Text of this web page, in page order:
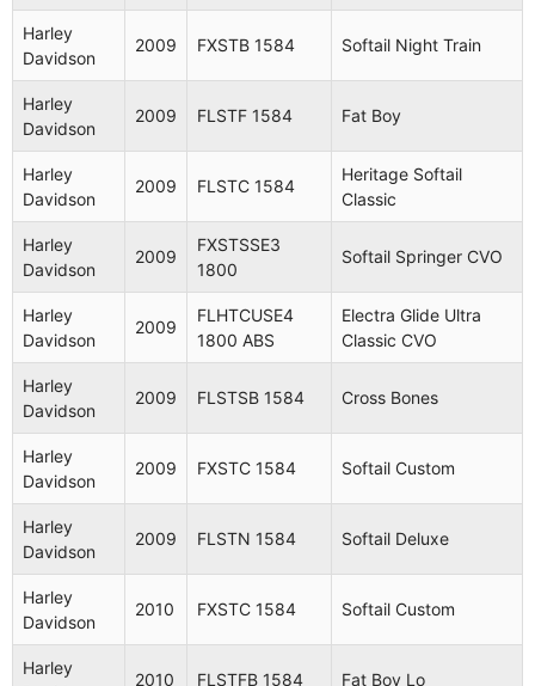
Davidson
Harley
Davidson
FLSTN
1584
Softail
Deluxe
Harley
Davidson
Harley
Davidson
FLSTN
1584
Softail
Deluxe
Harley
2008
Heritage
Softail
Classic
Harley
Davidson
FXDFSE
1800
Dyna Fat
Bob CVO
Harley
Davidson
FLTRSE3
1800 ABS
Road Glide
CVO
Harley
Davidson
FXSTB
1584
Softail
Night Train
Harley
Davidson
Davidson
2009
1584
Heritage
Softail
Harley
Davidson
2009 FXSTB 1584 Softail Night Train
Harley
Davidson
2009 FLSTF 1584 Fat Boy
Harley
Davidson
2009 FLSTC 1584
Heritage Softail
Classic
Harley
Davidson
2009
FXSTSSE3
1800
Softail Springer CVO
Harley
Davidson
2009
FLHTCUSE4
1800 ABS
Electra Glide Ultra
Classic CVO
Harley
Davidson
2009 FLSTSB 1584 Cross Bones
Harley
Davidson
2009 FXSTC 1584 Softail Custom
Harley
Davidson
2009 FLSTN 1584 Softail Deluxe
Harley
Davidson
2010 FXSTC 1584 Softail Custom
Harley
2010 FLSTFB 1584 Fat Boy Lo